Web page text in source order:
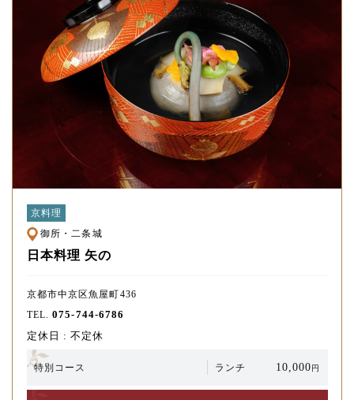
京料理
御所・二条城
日本料理 矢の
京都市中京区魚屋町436
TEL.075-744-6786
定休日 : 不定休
特別コース ランチ 10,000円